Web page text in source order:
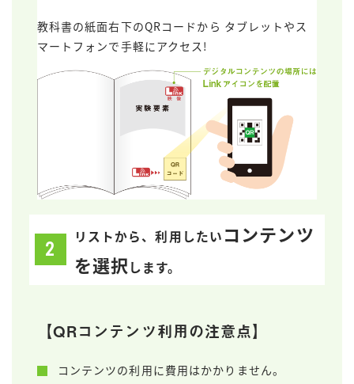
教科書の紙面右下のQRコードから タブレットやス
マートフォンで手軽にアクセス!
リストから、利用したい コンテンツ
を選択 します。
【QRコンテンツ利用の注意点】
コンテンツの利用に費用はかかりません。